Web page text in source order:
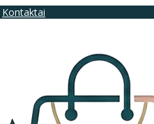
Kontaktai